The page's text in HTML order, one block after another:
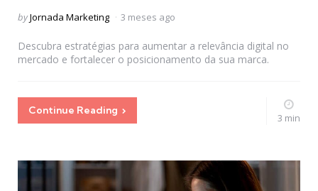
Posted
byJornada Marketing 3 meses ago
Descubra estratégias para aumentar a relevância digital no
mercado e fortalecer o posicionamento da sua marca.
Continue Reading
3 min